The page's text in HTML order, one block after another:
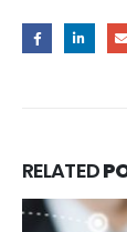
RELATED